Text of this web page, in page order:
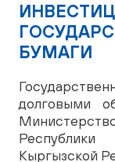
БУМАГИ
долговыми
Кыргызской